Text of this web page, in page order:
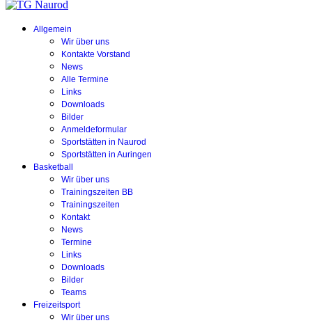
Allgemein
Wir über uns
Kontakte Vorstand
News
Alle Termine
Links
Downloads
Bilder
Anmeldeformular
Sportstätten in Naurod
Sportstätten in Auringen
Basketball
Wir über uns
Trainingszeiten BB
Trainingszeiten
Kontakt
News
Termine
Links
Downloads
Bilder
Teams
Freizeitsport
Wir über uns